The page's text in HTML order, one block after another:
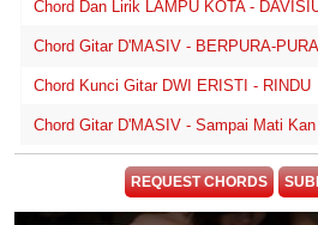
Chord Dan Lirik LAMPU KOTA -
Chord Gitar D'MASIV - BERPURA-PURA
Chord Kunci Gitar DWI ERISTI - RINDU
Chord Gitar D'MASIV - Sampai Mati
REQUEST CHORDS